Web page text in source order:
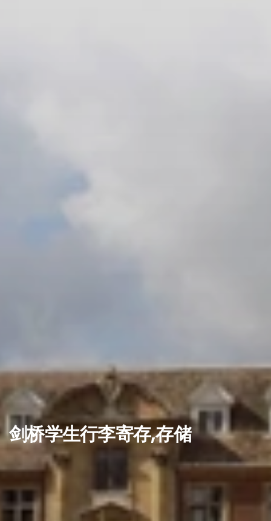
剑桥学生行李寄存,存储